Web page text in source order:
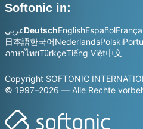
Softonic in:
عربيDeutschEnglishEspañol
日本語한국어NederlandsPolski
ภาษาไทยTürkçeTiếng Việt中文
Copyright SOFTONIC
© 1997–2026 — Alle Rechte